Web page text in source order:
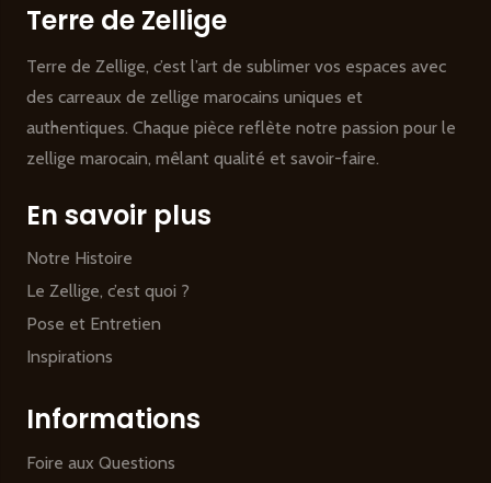
Terre de Zellige
Terre de Zellige, c’est l’art de sublimer vos espaces avec
des carreaux de zellige marocains uniques et
authentiques. Chaque pièce reflète notre passion pour le
zellige marocain, mêlant qualité et savoir-faire.
En savoir plus
Notre Histoire
Le Zellige, c’est quoi ?
Pose et Entretien
Inspirations
Informations
Foire aux Questions